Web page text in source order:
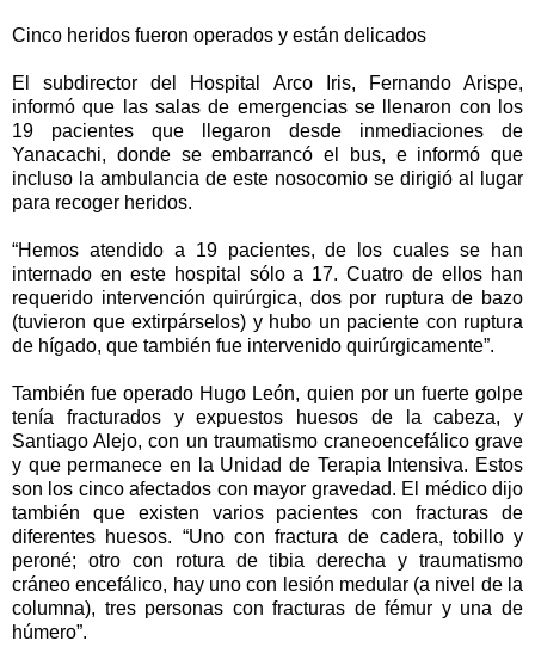
Cinco heridos fueron operados y están delicados
El subdirector del Hospital Arco Iris, Fernando Arispe,
informó que las salas de emergencias se llenaron con los
19 pacientes que llegaron desde inmediaciones de
Yanacachi, donde se embarrancó el bus, e informó que
incluso la ambulancia de este nosocomio se dirigió al lugar
para recoger heridos.
“Hemos atendido a 19 pacientes, de los cuales se han
internado en este hospital sólo a 17. Cuatro de ellos han
requerido intervención quirúrgica, dos por ruptura de bazo
(tuvieron que extirpárselos) y hubo un paciente con ruptura
de hígado, que también fue intervenido quirúrgicamente”.
También fue operado Hugo León, quien por un fuerte golpe
tenía fracturados y expuestos huesos de la cabeza, y
Santiago Alejo, con un traumatismo craneoencefálico grave
y que permanece en la Unidad de Terapia Intensiva. Estos
son los cinco afectados con mayor gravedad. El médico dijo
también que existen varios pacientes con fracturas de
diferentes huesos. “Uno con fractura de cadera, tobillo y
peroné; otro con rotura de tibia derecha y traumatismo
cráneo encefálico, hay uno con lesión medular (a nivel de la
columna), tres personas con fracturas de fémur y una de
húmero”.